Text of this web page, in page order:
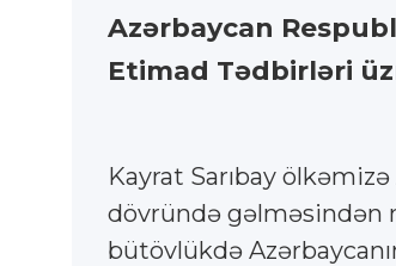
Azərbaycan
Etimad Tədbirləri
Kayrat Sarıbay
dövründə gəlməsindən
bütövlükdə